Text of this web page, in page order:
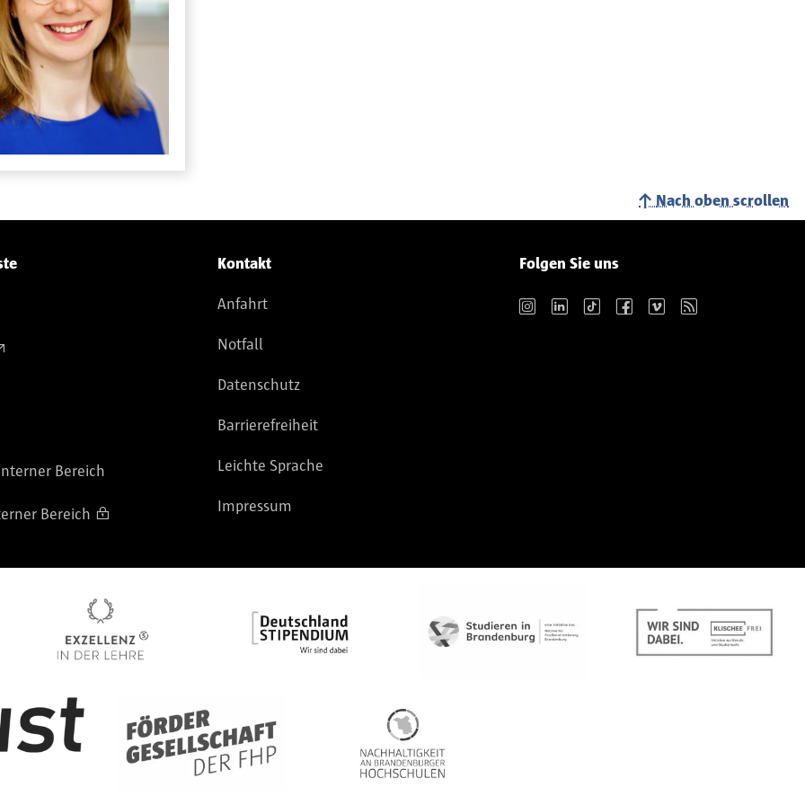
Nach oben scrollen
Bereich
Bereich
Kontakt
Anfahrt
Notfall
Datenschutz
Barrierefreiheit
Leichte Sprache
Impressum
Folgen Sie uns
Instagram LinkedIn TikTok Facebook Vimeo RSS